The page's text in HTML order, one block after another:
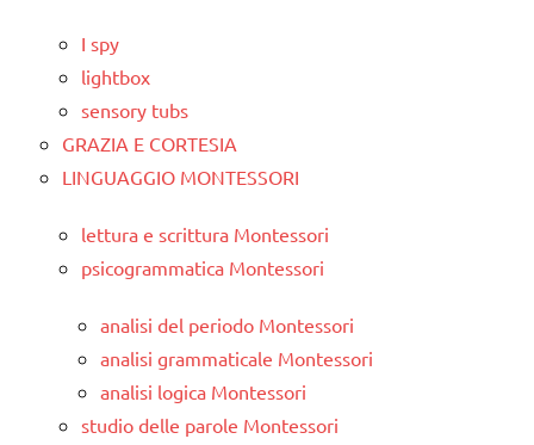
I spy
lightbox
sensory tubs
GRAZIA E CORTESIA
LINGUAGGIO MONTESSORI
lettura e scrittura Montessori
psicogrammatica Montessori
analisi del periodo Montessori
analisi grammaticale Montessori
analisi logica Montessori
studio delle parole Montessori